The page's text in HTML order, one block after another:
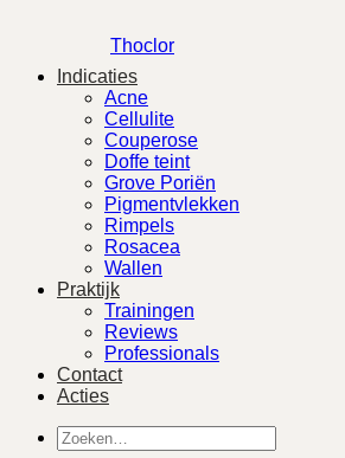
Thoclor
Indicaties
Acne
Cellulite
Couperose
Doffe teint
Grove Poriën
Pigmentvlekken
Rimpels
Rosacea
Wallen
Praktijk
Trainingen
Reviews
Professionals
Contact
Acties
Zoeken